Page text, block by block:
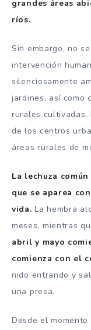
grandes áreas
ríos.
Sin embargo, no
intervención
silenciosamente
jardines, así como
rurales cultivadas.
de los centros
áreas rurales de
La lechuza
que se aparea
vida. La hembra
meses, mientras
abril y mayo
comienza con el
nido entrando y
una presa.
Desde el momento